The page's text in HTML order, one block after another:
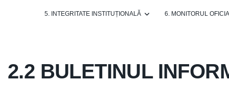
5. INTEGRITATE INSTITUȚIONALĂ 6. MONITORUL
2.2 BULETINUL